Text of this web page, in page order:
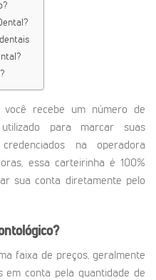
recebe um número de
para marcar suas
na operadora
essa carteirinha é 100%
sua conta diretamente pelo
faixa de preços, geralmente
em conta pela quantidade de